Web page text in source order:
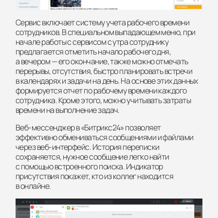
Сервис включает систему учета рабочего времени
сотрудников. В специальном выпадающем меню, при
начале работы с сервисом с утра сотруднику
предлагается отметить начало рабочего дня,
а вечером — его окончание, также можно отмечать
перерывы, отсутствия, быстро планировать встречи
в календарях и задачи на день. На основе этих данных
формируется отчет по рабочему времени каждого
сотрудника. Кроме этого, можно учитывать затраты
времени на выполнение задач.
Веб-мессенджерв «Битрикс24» позволяет
эффективно обмениваться сообщениями и файлами
черезвеб-интерфейс. История переписки
сохраняется, нужное сообщение легко найти
с помощью встроенного поиска. Индикатор
присутствия покажет, кто из коллег находится
в онлайне.